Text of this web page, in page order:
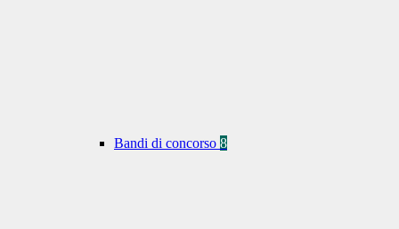
Bandi di concorso 8